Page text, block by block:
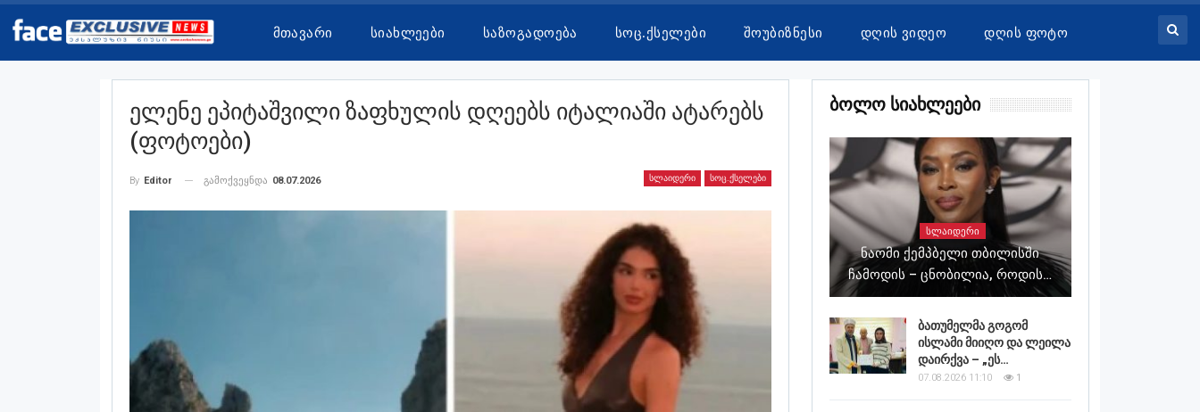
Მთავარი Სიახლეები Საზოგადოება Სოც.ქსელები Შოუბიზნესი Დღის Ვიდეო Დღის Ფოტო
Ელენე Ეპიტაშვილი Ზაფხულის Დღეებს Იტალიაში Ატარებს
(ფოტოები)
ᲡᲚᲐᲘᲓᲔᲠᲘ ᲡᲝᲪ.ᲥᲡᲔᲚᲔᲑᲘ
By Editor გამოქვეყნდა 08.07.2026
Ბოლო Სიახლეები
ᲡᲚᲐᲘᲓᲔᲠᲘ
Ნაომი Ქემპბელი Თბილისში
Ჩამოდის – Ცნობილია, Როდის…
ბათუმელმა გოგომ
ისლამი მიიღო და ლეილა
დაირქვა – „ეს…
07.08.2026 11:10 1